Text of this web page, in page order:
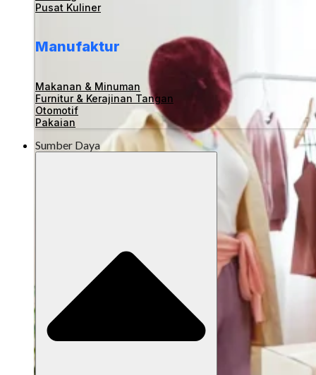
Pusat Kuliner
Manufaktur
Makanan & Minuman
Furnitur & Kerajinan Tangan
Otomotif
Pakaian
Sumber Daya